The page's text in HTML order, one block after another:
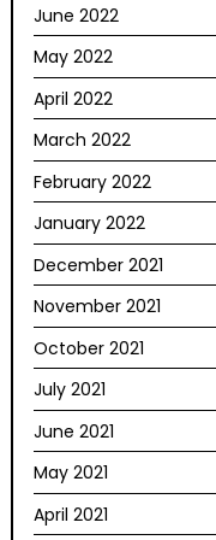
June 2022
May 2022
April 2022
March 2022
February 2022
January 2022
December 2021
November 2021
October 2021
July 2021
June 2021
May 2021
April 2021